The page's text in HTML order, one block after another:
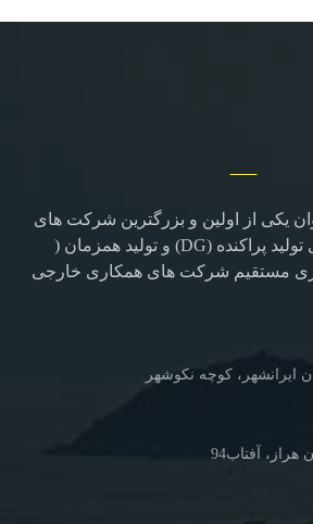
یکی از اولین و بزرگترین شرکت های
پیمانکاری نیروگاه های تولید پراکنده (DG) و تولید همزمان (
ایرانشهر، کوچه نکوشهر
هراز، آفتاب94